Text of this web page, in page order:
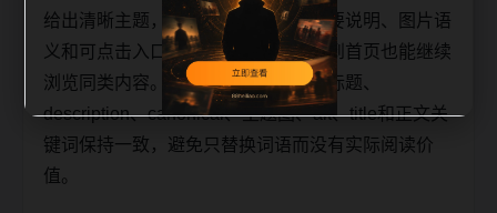
给出清晰主题，再补充栏目承接、摘要说明、图片语
义和可点击入口，让用户不用反复回到首页也能继续
浏览同类内容。每日更新时优先保证标题、
description、canonical、主题图、alt、title和正文关
键词保持一致，避免只替换词语而没有实际阅读价
值。